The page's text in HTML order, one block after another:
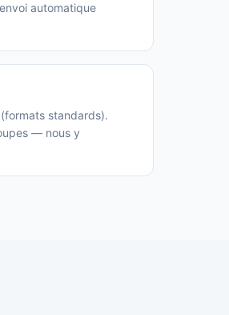
automatique
standards).
— nous y